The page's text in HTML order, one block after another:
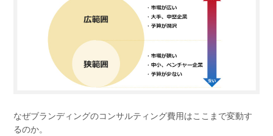
なぜブランディングのコンサルティング費用はここまで変動す
るのか。